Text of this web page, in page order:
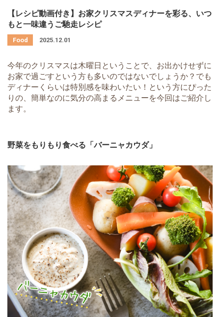
【レシピ動画付き】お家クリスマスディナーを彩る、いつ
もと一味違うご馳走レシピ
2025.12.01
今年のクリスマスは木曜日ということで、お出かけせずに
お家で過ごすという方も多いのではないでしょうか？でも
ディナーくらいは特別感を味わいたい！という方にぴった
りの、簡単なのに気分の高まるメニューを今回はご紹介し
ます。
野菜をもりもり食べる「バーニャカウダ」